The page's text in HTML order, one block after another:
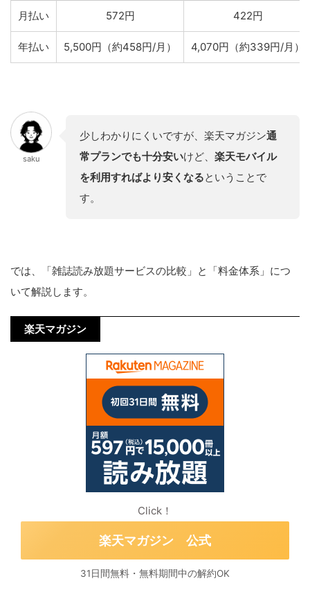
月払い 572円 422円
年払い 5,500円（約458円/月） 4,070円（約339円/月）
saku
少しわかりにくいですが、楽天マガジン通
常プランでも十分安いけど、 楽天モバイル
を利用すればより安くなるということで
す。
では、「雑誌読み放題サービスの比較」と「料金体系」につ
いて解説します。
楽天マガジン
Click！
楽天マガジン 公式
31日間無料・無料期間中の解約OK